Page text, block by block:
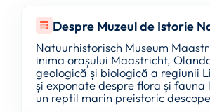
Despre Muzeul de Istorie
Natuurhistorisch Museum
inima orașului Maastricht,
geologică și biologică a regiunii
și exponate despre flora și
un reptil marin preistoric